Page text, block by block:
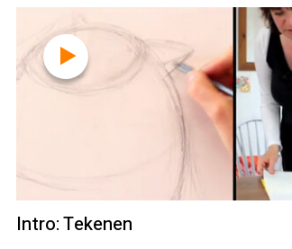
Intro: Tekenen